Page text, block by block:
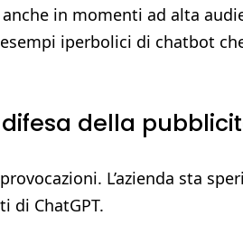
in momenti ad alta
iperbolici di chatbot
della
L’azienda sta
di ChatGPT.